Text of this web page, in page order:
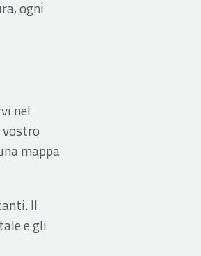
ogni
nel
mappa
Il
e gli